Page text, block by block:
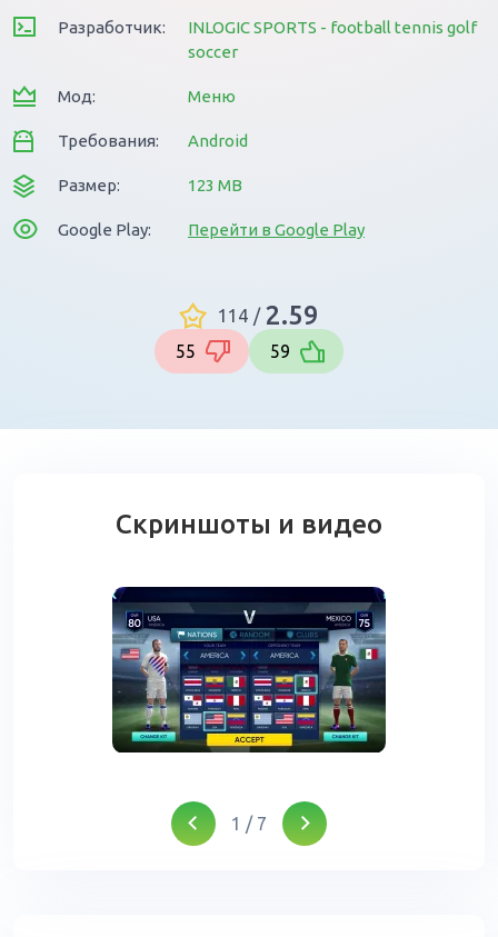
Разработчик:
INLOGIC SPORTS - football tennis golf
soccer
Мод: Меню
Требования: Android
Размер: 123 MB
Google Play: Перейти в Google Play
114 / 2.59
55 59
Скриншоты и видео
1 / 7